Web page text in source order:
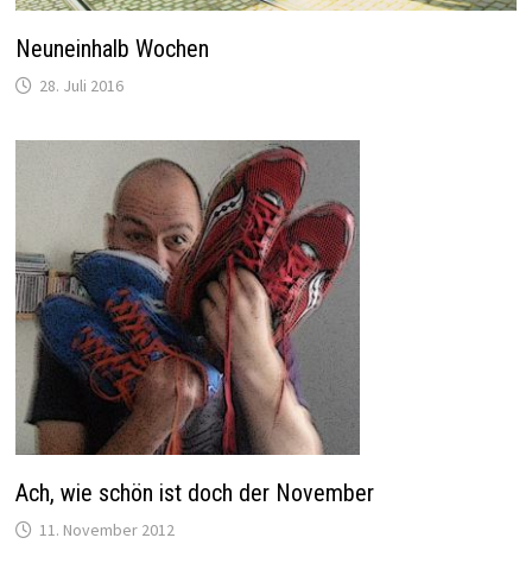
Neuneinhalb Wochen
28. Juli 2016
Ach, wie schön ist doch der November
11. November 2012